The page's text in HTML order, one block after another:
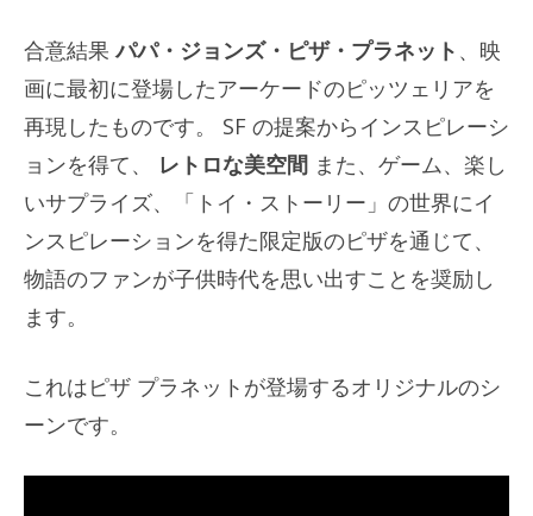
合意結果 パパ・ジョンズ・ピザ・プラネット 、映
画に最初に登場したアーケードのピッツェリアを
再現したものです。 SF の提案からインスピレーシ
ョンを得て、
レトロな美空間 また、ゲーム、楽し
いサプライズ、「トイ・ストーリー」の世界にイ
ンスピレーションを得た限定版のピザを通じて、
物語のファンが子供時代を思い出すことを奨励し
ます。
これはピザ プラネットが登場するオリジナルのシ
ーンです。